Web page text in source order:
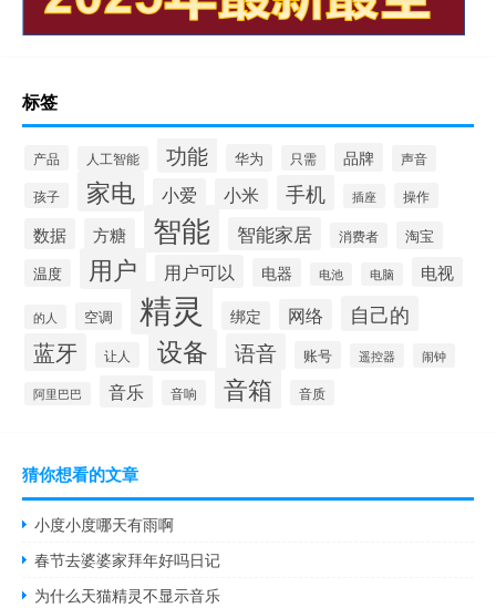
标签
产品 人工智能 功能 华为 只需 品牌 声音
孩子 家电 小爱 小米 手机 插座 操作
数据 方糖 智能 智能家居 消费者
淘宝
温度
用户 用户可以 电器 电池 电脑 电视
的人 空调 精灵 绑定 网络 自己的
蓝牙 让人 设备 语音 账号 遥控器 闹钟
阿里巴巴 音乐 音响 音箱 音质
猜你想看的文章
小度小度哪天有雨啊
春节去婆婆家拜年好吗日记
为什么天猫精灵不显示音乐